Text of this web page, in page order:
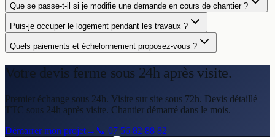
Que se passe-t-il si je modifie une demande en cours de chantier ?
Puis-je occuper le logement pendant les travaux ?
Quels paiements et échelonnement proposez-vous ?
Votre devis ferme sous 24h après visite.
Premier échange sous 24h. Visite sur site sous 72h. Devis détaillé
TTC sous 24h après visite. Chantier démarré dans le mois.
Démarrer mon projet→ 📞 07 56 82 88 82